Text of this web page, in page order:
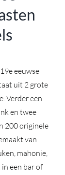
eeuwse
uit 2 grote
Verder een
en twee
200 originele
van
mahonie,
een bar of